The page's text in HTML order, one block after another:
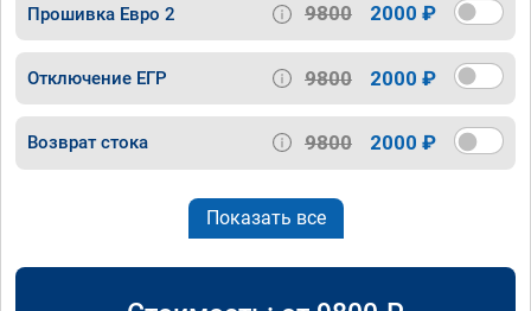
Прошивка Евро 2 9800 2000 ₽
Отключение ЕГР 9800 2000 ₽
Возврат стока 9800 2000 ₽
Показать все